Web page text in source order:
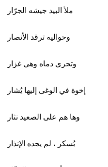
ملأ البيد جيشه الجرّار
وحواليه ترقد الأنصار
وتجري دماه وهي غزار
إخوة في الوغى إليها يُشار
وها هم على الصعيد نثار
بُسكر ، لم يجده الإنذار